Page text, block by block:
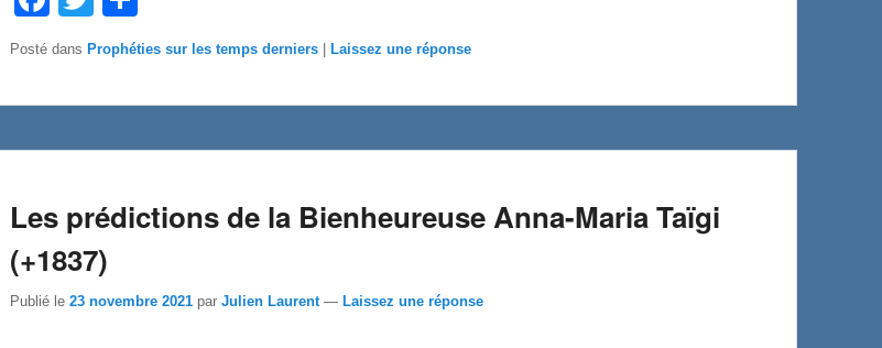
e
b
t
t
a
Posté dans Prophéties sur les temps derniers Laissez une réponse
Les prédictions de la Bienheureuse Anna-Maria Taïgi
(+1837)
Publié le 23 novembre 2021 par Julien Laurent — Laissez une réponse